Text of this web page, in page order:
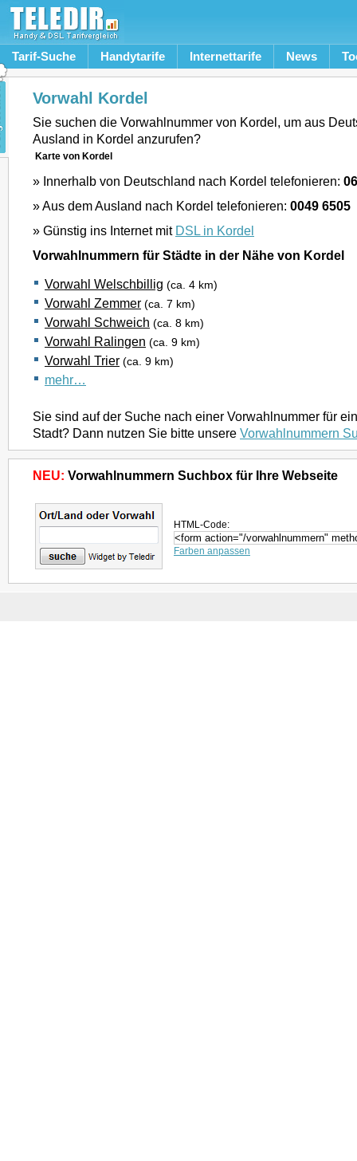
Tarif-Suche Handytarife Internettarife News
Vorwahl Kordel
Sie suchen die Vorwahlnummer von Kordel, um aus
Ausland in Kordel anzurufen?
Karte von Kordel
» Innerhalb von Deutschland nach Kordel telefonieren:
» Aus dem Ausland nach Kordel telefonieren: 0049 6505
» Günstig ins Internet mit DSL in Kordel
Vorwahlnummern für Städte in der Nähe von Kordel
Vorwahl Welschbillig (ca. 4 km)
Vorwahl Zemmer (ca. 7 km)
Vorwahl Schweich (ca. 8 km)
Vorwahl Ralingen (ca. 9 km)
Vorwahl Trier (ca. 9 km)
mehr…
Sie sind auf der Suche nach einer Vorwahlnummer für
Stadt? Dann nutzen Sie bitte unsere Vorwahlnummern
NEU: Vorwahlnummern Suchbox für Ihre Webseite
HTML-Code:
Farben anpassen